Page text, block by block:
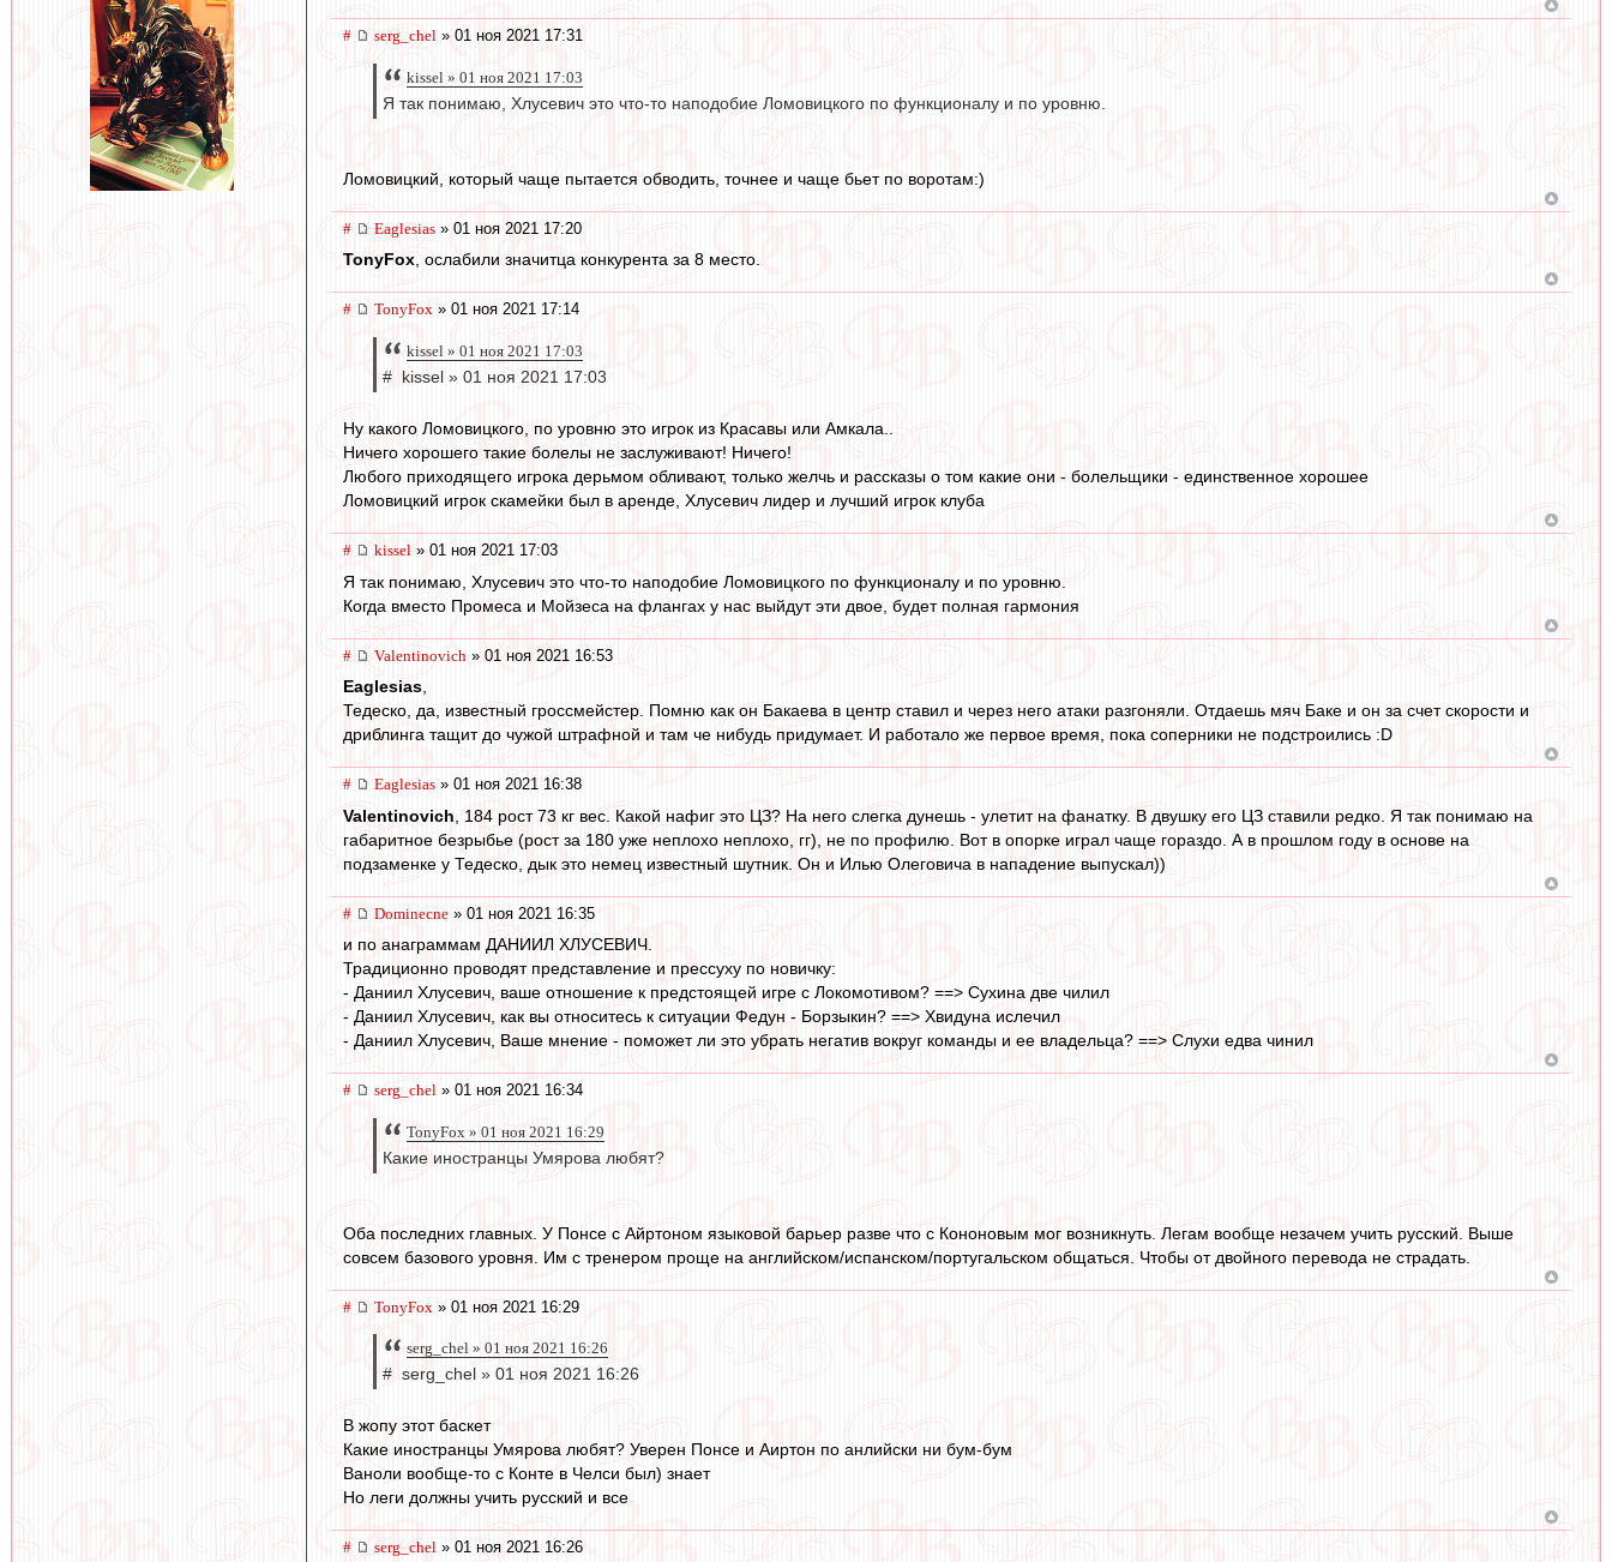
# serg_chel » 01 ноя 2021 17:31
kissel » 01 ноя 2021 17:03
Я так понимаю, Хлусевич это что-то наподобие Ломовицкого по функционалу и по уровню.
Ломовицкий, который чаще пытается обводить, точнее и чаще бьет по воротам:)
# Eaglesias » 01 ноя 2021 17:20
TonyFox, ослабили значитца конкурента за 8 место.
# TonyFox » 01 ноя 2021 17:14
kissel » 01 ноя 2021 17:03
# kissel » 01 ноя 2021 17:03
Ну какого Ломовицкого, по уровню это игрок из Красавы или Амкала..
Ничего хорошего такие болелы не заслуживают! Ничего!
Любого приходящего игрока дерьмом обливают, только желчь и рассказы о том какие они - болельщики - единственное хорошее
Ломовицкий игрок скамейки был в аренде, Хлусевич лидер и лучший игрок клуба
# kissel » 01 ноя 2021 17:03
Я так понимаю, Хлусевич это что-то наподобие Ломовицкого по функционалу и по уровню.
Когда вместо Промеса и Мойзеса на флангах у нас выйдут эти двое, будет полная гармония
# Valentinovich » 01 ноя 2021 16:53
Eaglesias
Тедеско, да, известный гроссмейстер. Помню как он Бакаева в центр ставил и через него атаки разгоняли. Отдаешь мяч Баке и он за счет скорости и
дриблинга тащит до чужой штрафной и там че нибудь придумает. И работало же первое время, пока соперники не подстроились :D
# Eaglesias » 01 ноя 2021 16:38
Valentinovich , 184 рост 73 кг вес. Какой нафиг это ЦЗ? На него слегка дунешь - улетит на фанатку. В двушку его ЦЗ ставили редко. Я так понимаю на
габаритное безрыбье (рост за 180 уже неплохо неплохо, гг), не по профилю. Вот в опорке играл чаще гораздо. А в прошлом году в основе на
подзаменке у Тедеско, дык это немец известный шутник. Он и Илью Олеговича в нападение выпускал))
# Dominecne » 01 ноя 2021 16:35
и по анаграммам ДАНИИЛ ХЛУСЕВИЧ.
Традиционно проводят представление и прессуху по новичку:
- Даниил Хлусевич, ваше отношение к предстоящей игре с Локомотивом? ==> Сухина две чилил
- Даниил Хлусевич, как вы относитесь к ситуации Федун - Борзыкин? ==> Хвидуна ислечил
- Даниил Хлусевич, Ваше мнение - поможет ли это убрать негатив вокруг команды и ее владельца? ==> Слухи едва чинил
# serg_chel » 01 ноя 2021 16:34
TonyFox » 01 ноя 2021 16:29
Какие иностранцы Умярова любят?
Оба последних главных. У Понсе с Айртоном языковой барьер разве что с Кононовым мог возникнуть. Легам вообще незачем учить русский. Выше
совсем базового уровня. Им с тренером проще на английском/испанском/португальском общаться. Чтобы от двойного перевода не страдать.
# TonyFox » 01 ноя 2021 16:29
serg_chel » 01 ноя 2021 16:26
# serg_chel » 01 ноя 2021 16:26
В жопу этот баскет
Какие иностранцы Умярова любят? Уверен Понсе и Аиртон по анлийски ни бум-бум
Ваноли вообще-то с Конте в Челси был) знает
Но леги должны учить русский и все
# serg_chel » 01 ноя 2021 16:26